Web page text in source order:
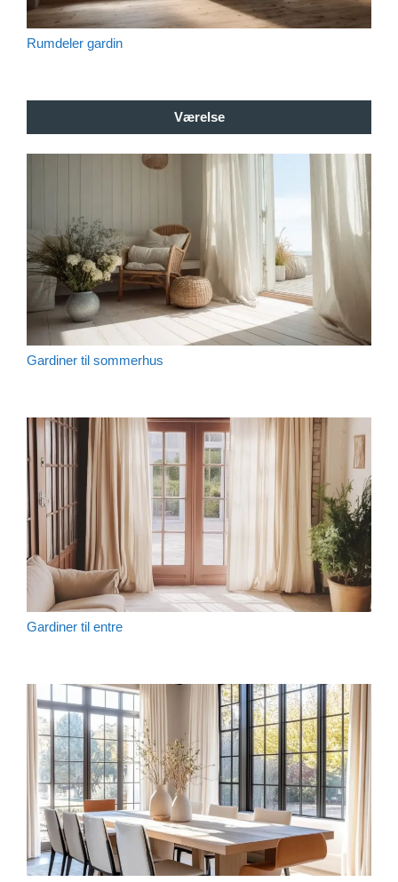
Rumdeler gardin
Værelse
Gardiner til sommerhus
Gardiner til entre